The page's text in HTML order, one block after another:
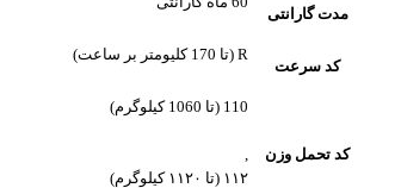
مدت گارانتی
کد سرعت
R (تا 170 کلیومتر بر ساعت)
کد تحمل وزن
110 (تا 1060 کیلوگرم)
,
۱۱۲ (تا ۱۱۲۰ کیلوگرم)